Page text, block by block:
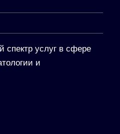
спектр услуг в сфере
и